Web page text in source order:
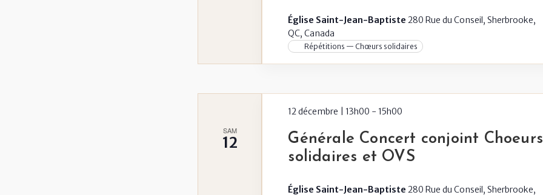
Église Saint-Jean-Baptiste280 Rue du Conseil, Sherbrooke,
QC, Canada
Répétitions — Chœurs solidaires
SAM
12
Générale Concert conjoint Choeurs
solidaires et OVS
12 décembre | 13h00 - 15h00
Église Saint-Jean-Baptiste280 Rue du Conseil, Sherbrooke,